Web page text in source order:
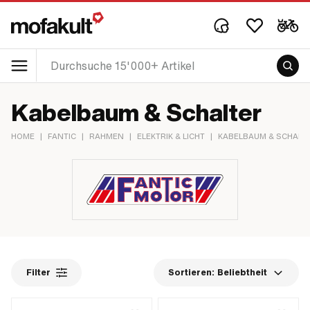
Kabelbaum & Schalter
HOME | FANTIC | RAHMEN | ELEKTRIK & LICHT | KABELBAUM &
Filter Sortieren: Beliebtheit